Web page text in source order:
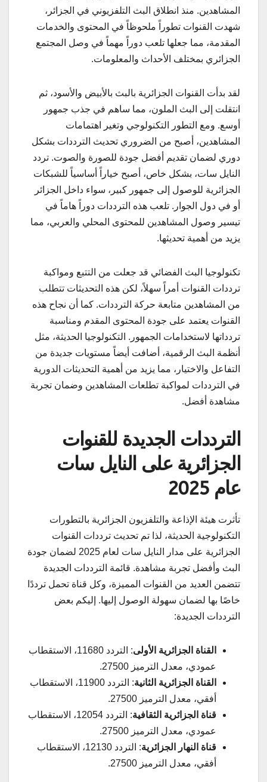
المشاهدين. منذ انطلاق البث التلفزيوني في الجزائر،
شهدت القنوات تطوراً ملحوظاً في المحتوى والخدمات
المقدمة، مما جعلها تلعب دوراً مهماً في وصل المجتمع
الجزائري بمختلف الأحداث والمعلومات.
لقد بدأت القنوات الجزائرية بالبث بالأبيض والأسود، ثم
انتقلت إلى البث الملون، مما ساهم في جذب جمهور
أوسع. ومع التطور التكنولوجي وتغير اهتمامات
المشاهدين، أصبح من الضروري تحديث الترددات بشكل
دوري لضمان تقديم أفضل جودة للصورة والصوت. تردد
النايل سات، بشكل خاص، أصبح خياراً أساسياً للشبكات
الجزائرية للوصول إلى جمهور كبير، سواء داخل الجزائر
أو في دول الجوار. تلعب هذه الترددات دوراً هاماً في
تيسير وصول المشاهدين للمحتوى المحلي والعربي، مما
يزيد من أهمية تحديثها.
تكنولوجيا البث الفضائي قد جعلت من التتبع ومواكبة
ترددات القنوات أمراً سهلاً، لكن هذه التحديثات تتطلب
من المشاهدين متابعة حركة الترددات. كما أن نجاح هذه
القنوات يعتمد على جودة المحتوى المقدم ومناسبة
تردداتها لاستخدامات الجمهور. التكنولوجيا الحديثة، مثل
أنظمة البث الرقمية، أضافت أيضاً مستويات جديدة من
التفاعل والاختيار، مما يزيد من أهمية التحديثات الدورية
في الترددات لمواكبة تطلعات المشاهدين وضمان تجربة
مشاهدة أفضل.
الترددات الجديدة للقنوات
الجزائرية على النايل سات
عام 2025
تأثرت هيئة الإذاعة والتلفزيون الجزائرية بالتطورات
التكنولوجية الحديثة، لذا تم تحديث ترددات القنوات
الجزائرية على مدار النايل سات لعام 2025 لضمان جودة
البث وأفضل تجربة مشاهدة. قائمة الترددات الجديدة
تتضمن العديد من القنوات المميزة، وكل قناة تحمل ترددًا
خاصًا بها لضمان سهولة الوصول إليها. إليكم بعض
الترددات الجديدة:
القناة الجزائرية الأولى
: التردد 11680، الاستقطاب
عمودي، معدل الترميز 27500.
القناة الجزائرية الثانية
: التردد 11900، الاستقطاب
أفقي، معدل الترميز 27500.
قناة الجزائرية الثقافية
: التردد 12054، الاستقطاب
عمودي، معدل الترميز 27500.
قناة النهار الجزائرية
: التردد 12130، الاستقطاب
أفقي، معدل الترميز 27500.